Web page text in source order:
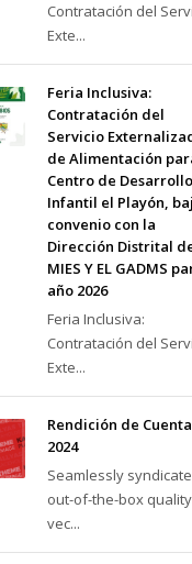
Contratación del
Exte...
Feria Inclusiva:
Contratación del
Servicio
de Alimentación
Centro de Desarrollo
Infantil el Playón,
convenio con la
Dirección Distrital
MIES Y EL GADMS
año 2026
Feria Inclusiva:
Contratación del
Exte...
Rendición de
2024
Seamlessly syndicate
out-of-the-box quality
vec...